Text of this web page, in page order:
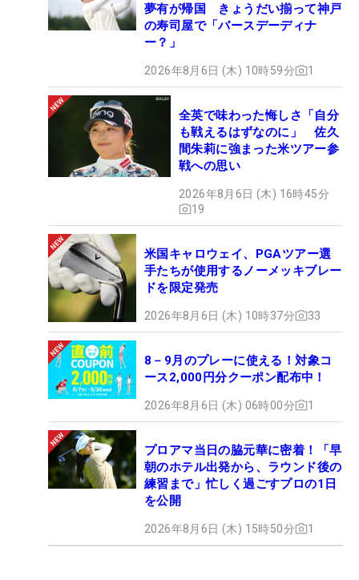
夢有が帰国 きょうだい揃って神戸
の寿司屋で「バースデーディナ
ー？」
2026年8月6日 (木) 10時59分 1
全英で味わった悔しさ「自分
も戦えるはずなのに」 佐久
間朱莉に強まった米ツアー参
戦への思い
2026年8月6日 (木) 16時45分
19
米国キャロウェイ、PGAツアー選
手たちが使用するノーメッキブレー
ドを限定発売
2026年8月6日 (木) 10時37分 33
8－9月のプレーに使える！対象コ
ース2,000円分クーポン配布中！
2026年8月6日 (木) 06時00分 1
プロアマ当日の脇元華に密着！「早
朝のホテル出発から、ラウンド後の
練習まで」忙しく過ごすプロの1日
を公開
2026年8月6日 (木) 15時50分 1